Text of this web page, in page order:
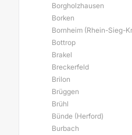
Borgholzhausen
Borken
Bornheim (Rhein-Sieg-
Bottrop
Brakel
Breckerfeld
Brilon
Brüggen
Brühl
Bünde (Herford)
Burbach